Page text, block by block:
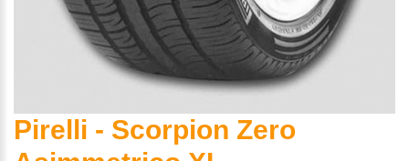
Pirelli - Scorpion Zero